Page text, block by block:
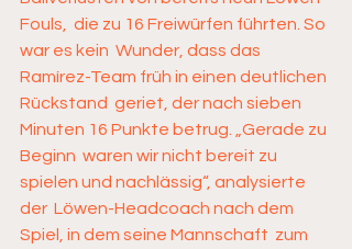
Fouls,  die zu 16 Freiwürfen führten. So
war es kein  Wunder, dass das
Ramírez-Team früh in einen deutlichen
Rückstand  geriet, der nach sieben
Minuten 16 Punkte betrug. „Gerade zu
Beginn  waren wir nicht bereit zu
spielen und nachlässig“, analysierte
der  Löwen-Headcoach nach dem
Spiel, in dem seine Mannschaft  zum